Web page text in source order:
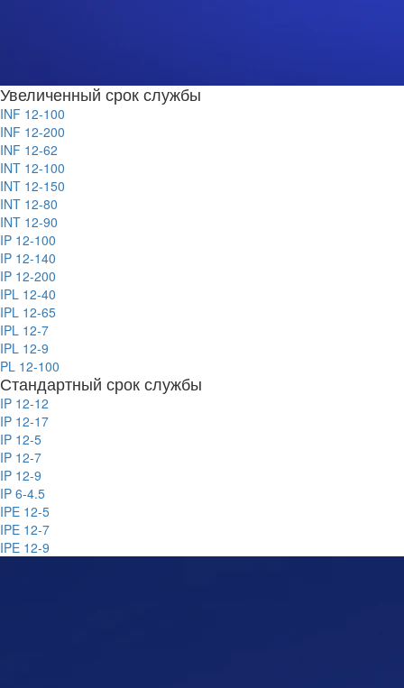
Увеличенный срок службы
INF 12-100
INF 12-200
INF 12-62
INT 12-100
INT 12-150
INT 12-80
INT 12-90
IP 12-100
IP 12-140
IP 12-200
IPL 12-40
IPL 12-65
IPL 12-7
IPL 12-9
PL 12-100
Стандартный срок службы
IP 12-12
IP 12-17
IP 12-5
IP 12-7
IP 12-9
IP 6-4.5
IPE 12-5
IPE 12-7
IPE 12-9